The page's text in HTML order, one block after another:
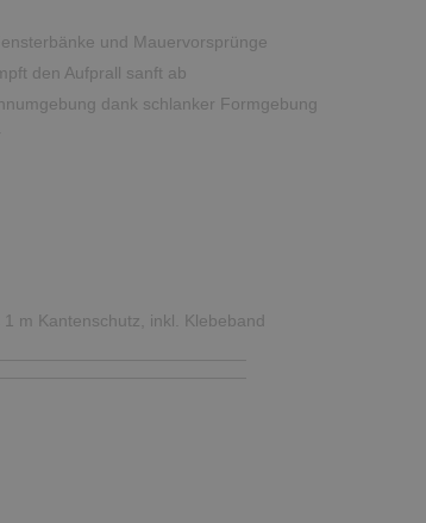
und Mauervorsprünge
den Aufprall sanft ab
dank schlanker Formgebung
1 m Kantenschutz, inkl. Klebeband